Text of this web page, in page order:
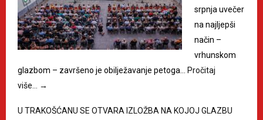
srpnja uvečer
na najljepši
način –
vrhunskom
glazbom – završeno je obilježavanje petoga…
Pročitaj
više…
→
U TRAKOŠĆANU SE OTVARA IZLOŽBA NA KOJOJ GLAZBU